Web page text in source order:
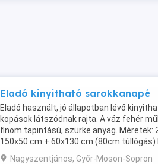
Eladó kinyitható sarokkanapé
Eladó használt, jó állapotban lévő
kopások látszódnak rajta. A váz fehér
finom tapintású, szürke anyag. Méretek:
150x50 cm + 60x130 cm (80cm túllógás)
fejtámlával: 110cm Kihúzható fekvő
Nagyszentjános, Győr-Moson-Sopron